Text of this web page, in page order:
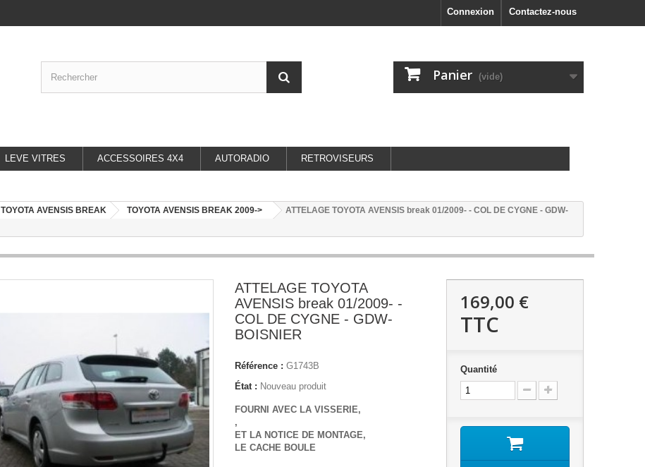
Contactez-nous
Connexion
Panier (vide)
LEVE VITRES ACCESSOIRES 4X4 AUTORADIO RETROVISEURS
TOYOTA AVENSIS BREAK TOYOTA AVENSIS BREAK 2009->
ATTELAGE TOYOTA AVENSIS break 01/2009- - COL DE CYGNE - GDW-
ATTELAGE TOYOTA
AVENSIS break 01/2009- -
COL DE CYGNE - GDW-
BOISNIER
Référence : G1743B
État : Nouveau produit
FOURNI AVEC LA VISSERIE,
,
ET LA NOTICE DE MONTAGE,
LE CACHE BOULE
169,00 €
TTC
Quantité